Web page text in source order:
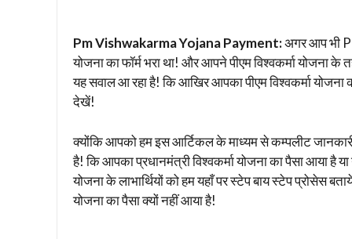
Pm Vishwakarma Yojana Payment:अगर आप भी
योजना का फॉर्म भरा था! और आपने पीएम विश्वकर्मा
यह सवाल आ रहा है! कि आखिर आपका पीएम विश्वकर्मा
देखें!
क्योंकि आपको हम इस आर्टिकल के माध्यम से कम्पलीट
है! कि आपका प्रधानमंत्री विश्वकर्मा योजना का पैसा आया है
योजना के लाभार्थियों को हम यहाँ पर स्टेप बाय स्टेप प्रोसेस
योजना का पैसा क्यों नहीं आया है!